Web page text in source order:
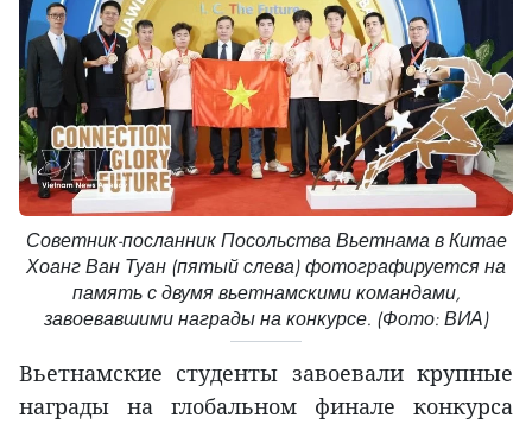
Советник-посланник Посольства Вьетнама в Китае
Хоанг Ван Туан (пятый слева) фотографируется на
память с двумя вьетнамскими командами,
завоевавшими награды на конкурсе. (Фото: ВИА)
Вьетнамские студенты завоевали крупные
награды на глобальном финале конкурса